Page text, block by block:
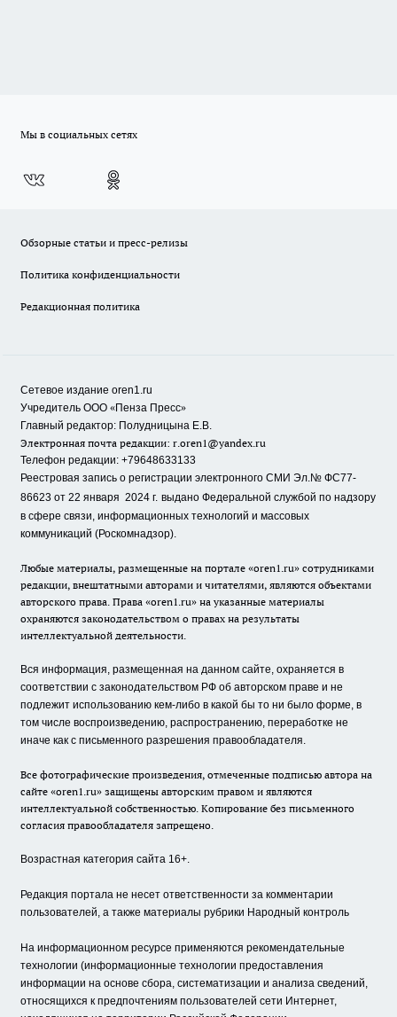
Мы в социальных сетях
Обзорные статьи и пресс-релизы
Политика конфиденциальности
Редакционная политика
Сетевое издание oren1.ru
Учредитель ООО «Пенза Пресс»
Главный редактор: Полудницына Е.В.
Электронная почта редакции: r.oren1@yandex.ru
Телефон редакции: +79648633133
Реестровая запись о регистрации электронного СМИ Эл.№ ФС77-
86623 от 22 января 2024 г. выдано Федеральной службой по надзору
в сфере связи, информационных технологий и массовых
коммуникаций (Роскомнадзор).
Любые материалы, размещенные на портале «oren1.ru» сотрудниками
редакции, внештатными авторами и читателями, являются объектами
авторского права. Права «oren1.ru» на указанные материалы
охраняются законодательством о правах на результаты
интеллектуальной деятельности.
Вся информация, размещенная на данном сайте, охраняется в
соответствии с законодательством РФ об авторском праве и не
подлежит использованию кем-либо в какой бы то ни было форме, в
том числе воспроизведению, распространению, переработке не
иначе как с письменного разрешения правообладателя.
Все фотографические произведения, отмеченные подписью автора на
сайте «oren1.ru» защищены авторским правом и являются
интеллектуальной собственностью. Копирование без письменного
согласия правообладателя запрещено.
Возрастная категория сайта 16+.
Редакция портала не несет ответственности за комментарии
пользователей, а также материалы рубрики Народный контроль
На информационном ресурсе применяются рекомендательные
технологии (информационные технологии предоставления
информации на основе сбора, систематизации и анализа сведений,
относящихся к предпочтениям пользователей сети Интернет,